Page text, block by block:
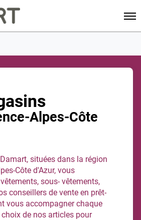
Alpes-Côte
situées dans la région
Côte d'Azur, vous
sous- vêtements,
conseillers de vente en prêt-
vous accompagner chaque
de nos articles pour